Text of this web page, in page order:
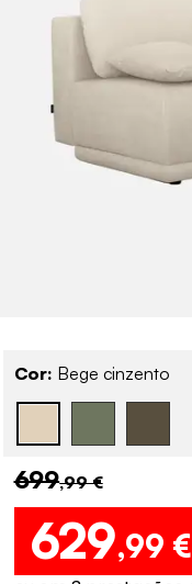
Cor: Bege cinzento
699,99 €
629,99 €